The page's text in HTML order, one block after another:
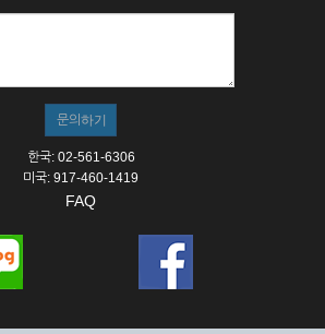
한국: 02-561-6306
미국: 917-460-1419
FAQ